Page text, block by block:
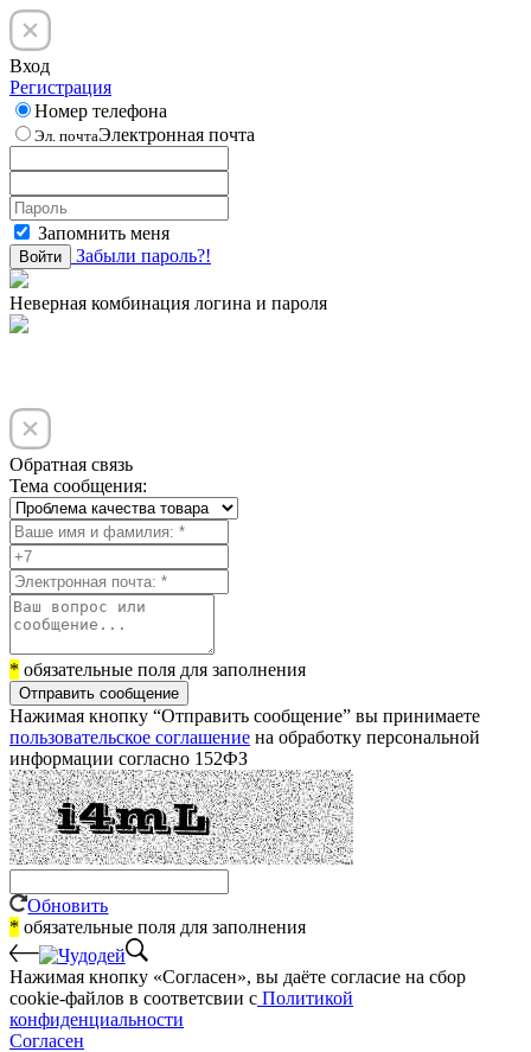
Вход
Регистрация
Номер телефона
Эл. почтаЭлектронная почта
Запомнить меня
Войти Забыли пароль?!
Неверная комбинация логина и пароля
Обратная связь
Тема сообщения:
* обязательные поля для заполнения
Отправить сообщение
Нажимая кнопку “Отправить сообщение” вы принимаете
пользовательское соглашение на обработку персональной
информации согласно 152ФЗ
Обновить
* обязательные поля для заполнения
Нажимая кнопку «Согласен», вы даёте cогласие на сбор
cookie-файлов в соответсвии с Политикой
конфиденциальности
Согласен